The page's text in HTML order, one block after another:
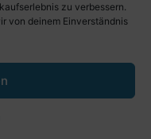
zu verbessern.
von deinem Einverständnis
Einfache
werden vor